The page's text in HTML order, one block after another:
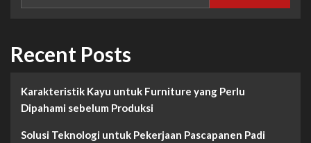
Recent Posts
Karakteristik Kayu untuk Furniture yang Perlu
Dipahami sebelum Produksi
Solusi Teknologi untuk Pekerjaan Pascapanen Padi